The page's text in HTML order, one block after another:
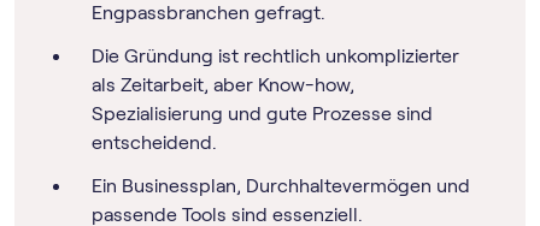
Engpassbranchen gefragt.
Die Gründung ist rechtlich unkomplizierter
als Zeitarbeit, aber Know-how,
Spezialisierung und gute Prozesse sind
entscheidend.
Ein Businessplan, Durchhaltevermögen und
passende Tools sind essenziell.